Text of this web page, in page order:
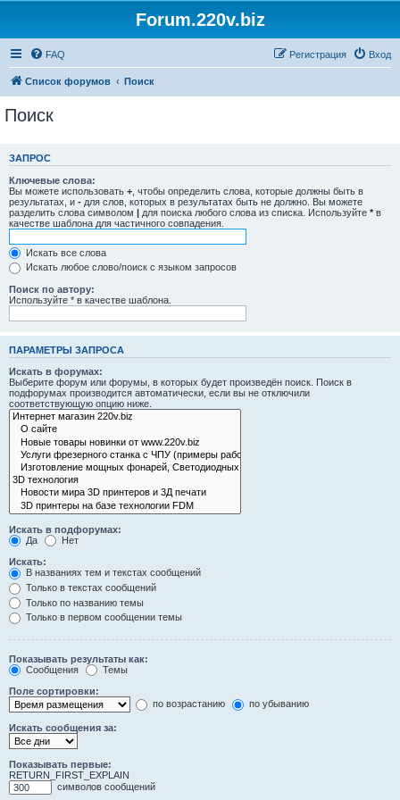
Forum.220v.biz
FAQ Вход
Регистрация
Список форумов Поиск
Поиск
ЗАПРОС
Ключевые слова:
Вы можете использовать + , чтобы определить слова, которые должны быть в
результатах, и - для слов, которых в результатах быть не должно. Вы можете
разделить слова символом | для поиска любого слова из списка. Используйте * в
качестве шаблона для частичного совпадения.
Искать все слова
Искать любое слово/поиск с языком запросов
Поиск по автору:
Используйте * в качестве шаблона.
ПАРАМЕТРЫ ЗАПРОСА
Искать в форумах:
Выберите форум или форумы, в которых будет произведён поиск. Поиск в
подфорумах производится автоматически, если вы не отключили
соответствующую опцию ниже.
Искать в подфорумах:
Да
Нет
Искать:
В названиях тем и текстах сообщений
Только в текстах сообщений
Только по названию темы
Только в первом сообщении темы
Показывать результаты как:
Сообщения
Темы
Поле сортировки:
по возрастанию
по убыванию
Искать сообщения за:
Показывать первые:
RETURN_FIRST_EXPLAIN
символов сообщений